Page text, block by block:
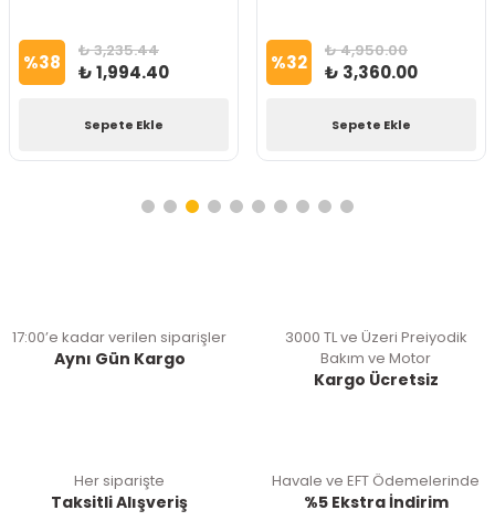
%38 ₺ 3,235.44
₺ 1,994.40
Sepete Ekle
%32 ₺ 4,950.00
₺ 3,360.00
Sepete Ekle
17:00’e kadar verilen siparişler
Aynı Gün Kargo
3000 TL ve Üzeri Preiyodik
Bakım ve Motor
Kargo Ücretsiz
Her siparişte
Taksitli Alışveriş
Havale ve EFT Ödemelerinde
%5 Ekstra İndirim